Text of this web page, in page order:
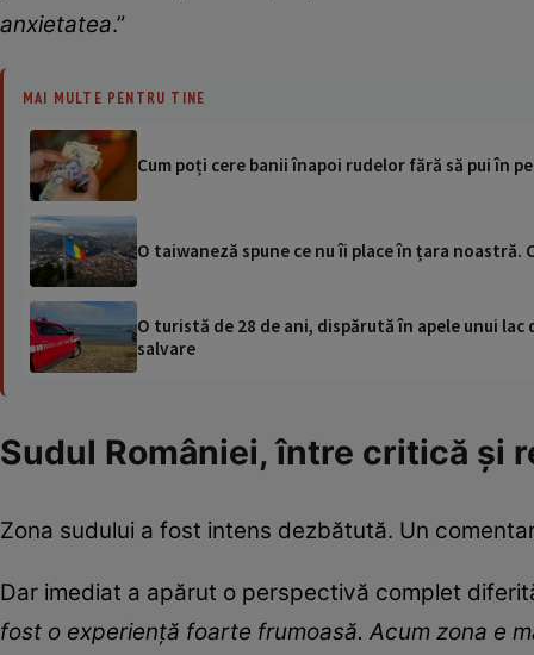
anxietatea.”
MAI MULTE PENTRU TINE
Cum poți cere banii înapoi rudelor fără să pui în
O taiwaneză spune ce nu îi place în țara noastră.
O turistă de 28 de ani, dispărută în apele unui
salvare
Sudul României, între critică și
Zona sudului a fost intens dezbătută. Un
Dar imediat a apărut o perspectivă complet
fost o experiență foarte frumoasă. Acum zona e